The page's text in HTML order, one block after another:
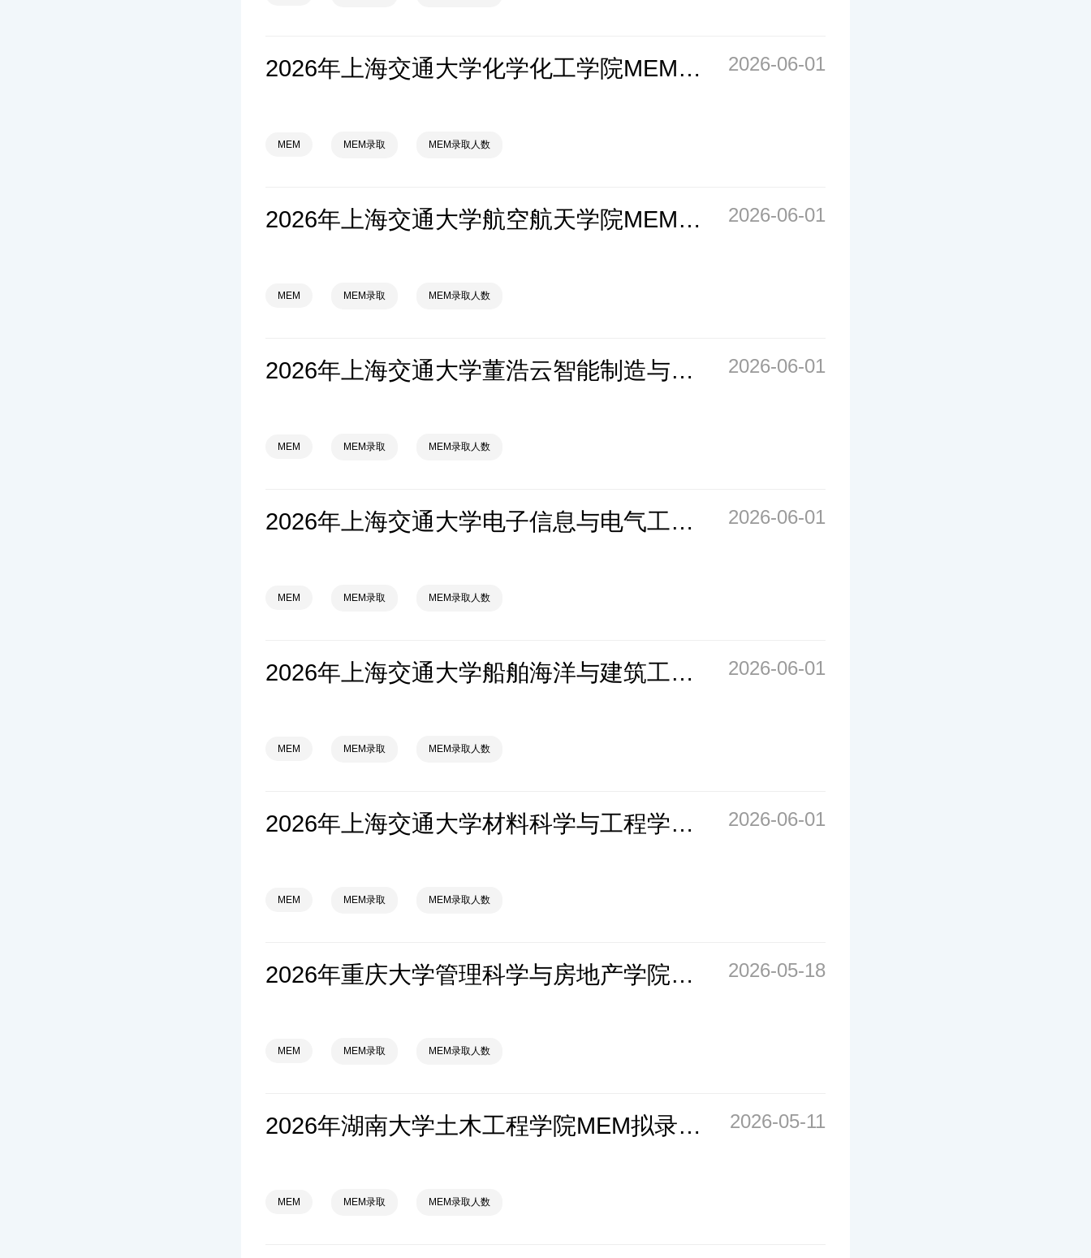
2026年上海交通大学化学化工学院MEM拟录取分析解读 2026-06-01
MEM MEM录取 MEM录取人数
2026年上海交通大学航空航天学院MEM拟录取分析解读 2026-06-01
MEM MEM录取 MEM录取人数
2026年上海交通大学董浩云智能制造与服务管理研究院（中美物流研究院）MEM拟录取分析解读 2026-06-01
MEM MEM录取 MEM录取人数
2026年上海交通大学电子信息与电气工程学院MEM拟录取分析解读 2026-06-01
MEM MEM录取 MEM录取人数
2026年上海交通大学船舶海洋与建筑工程学院MEM拟录取分析解读 2026-06-01
MEM MEM录取 MEM录取人数
2026年上海交通大学材料科学与工程学院MEM拟录取分析解读 2026-06-01
MEM MEM录取 MEM录取人数
2026年重庆大学管理科学与房地产学院MEM拟录取分析解读 2026-05-18
MEM MEM录取 MEM录取人数
2026年湖南大学土木工程学院MEM拟录取分析解读 2026-05-11
MEM MEM录取 MEM录取人数